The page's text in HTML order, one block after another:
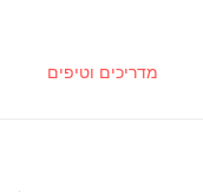
מדריכים וטיפים